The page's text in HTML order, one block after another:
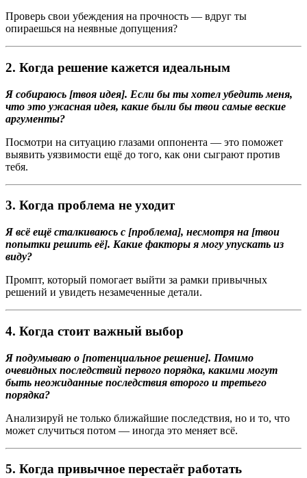
Проверь свои убеждения на прочность — вдруг ты
опираешься на неявные допущения?
2. Когда решение кажется идеальным
Я собираюсь [твоя идея]. Если бы ты хотел убедить меня,
что это ужасная идея, какие были бы твои самые веские
аргументы?
Посмотри на ситуацию глазами оппонента — это поможет
выявить уязвимости ещё до того, как они сыграют против
тебя.
3. Когда проблема не уходит
Я всё ещё сталкиваюсь с [проблема], несмотря на [твои
попытки решить её]. Какие факторы я могу упускать из
виду?
Промпт, который помогает выйти за рамки привычных
решений и увидеть незамеченные детали.
4. Когда стоит важный выбор
Я подумываю о [потенциальное решение]. Помимо
очевидных последствий первого порядка, какими могут
быть неожиданные последствия второго и третьего
порядка?
Анализируй не только ближайшие последствия, но и то, что
может случиться потом — иногда это меняет всё.
5. Когда привычное перестаёт работать